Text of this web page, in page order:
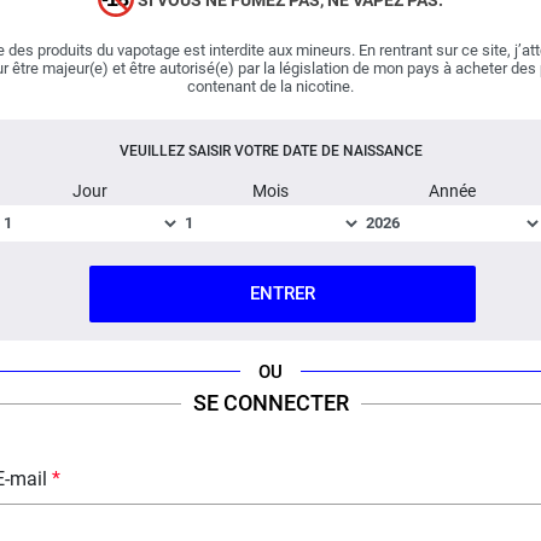
des produits du vapotage est interdite aux mineurs. En rentrant sur ce site,
être majeur(e) et être autorisé(e) par la législation de mon pays à acheter des
contenant de la nicotine.
VEUILLEZ SAISIR VOTRE DATE DE NAISSANCE
Jour Mois Année
ENTRER
OU
SE CONNECTER
mail
vibrant hommage aussi énigmatique que ce mythe. Il
des zests decitronà l'acidité percutante et une
généreuse dose de fraîcheur !
Important :E-liquideboosté en arômes, vendu en flacon
de 120 ml.
Fabriqué en France ; Dosage PG/VG : 50% / 50%.